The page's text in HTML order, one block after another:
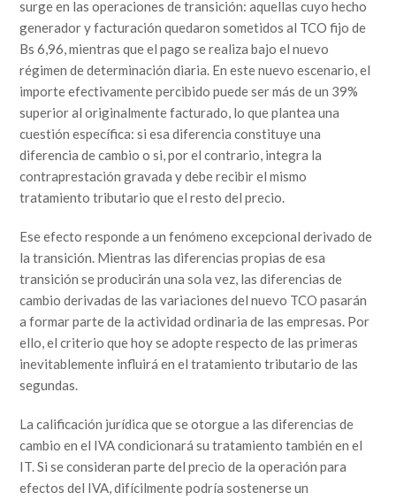
surge en las operaciones de transición: aquellas cuyo hecho
generador y facturación quedaron sometidos al TCO fijo de
Bs 6,96, mientras que el pago se realiza bajo el nuevo
régimen de determinación diaria. En este nuevo escenario, el
importe efectivamente percibido puede ser más de un 39%
superior al originalmente facturado, lo que plantea una
cuestión específica: si esa diferencia constituye una
diferencia de cambio o si, por el contrario, integra la
contraprestación gravada y debe recibir el mismo
tratamiento tributario que el resto del precio.
Ese efecto responde a un fenómeno excepcional derivado de
la transición. Mientras las diferencias propias de esa
transición se producirán una sola vez, las diferencias de
cambio derivadas de las variaciones del nuevo TCO pasarán
a formar parte de la actividad ordinaria de las empresas. Por
ello, el criterio que hoy se adopte respecto de las primeras
inevitablemente influirá en el tratamiento tributario de las
segundas.
La calificación jurídica que se otorgue a las diferencias de
cambio en el IVA condicionará su tratamiento también en el
IT. Si se consideran parte del precio de la operación para
efectos del IVA, difícilmente podría sostenerse un